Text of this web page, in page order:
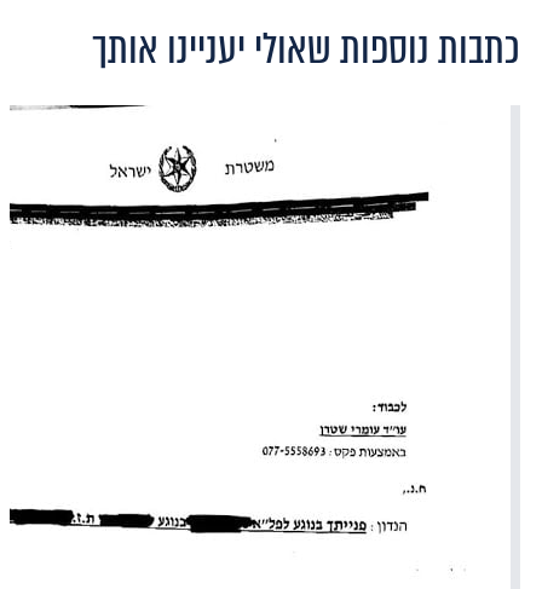
כתבות נוספות שאולי יעניינו אותך